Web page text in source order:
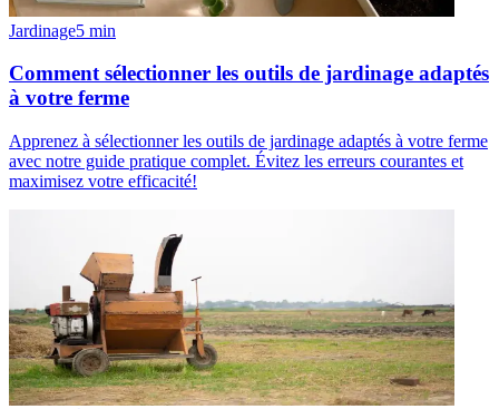
Jardinage5 min
Comment sélectionner les outils de jardinage adaptés
à votre ferme
Apprenez à sélectionner les outils de jardinage adaptés à votre ferme
avec notre guide pratique complet. Évitez les erreurs courantes et
maximisez votre efficacité!